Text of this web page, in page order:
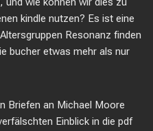
kindle nutzen? Es ist eine
Resonanz finden
bucher etwas mehr als nur
Briefen an Michael Moore
Einblick in die pdf